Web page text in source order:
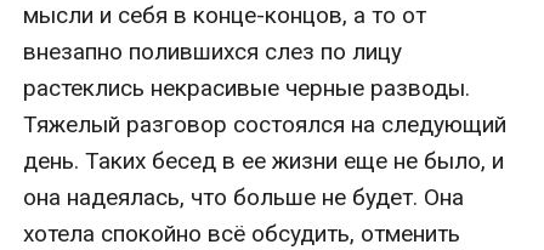
мысли и себя в конце-концов, а то от
внезапно полившихся слез по лицу
растеклись некрасивые черные разводы.
Тяжелый разговор состоялся на следующий
день. Таких бесед в ее жизни еще не было, и
она надеялась, что больше не будет. Она
хотела спокойно всё обсудить, отменить